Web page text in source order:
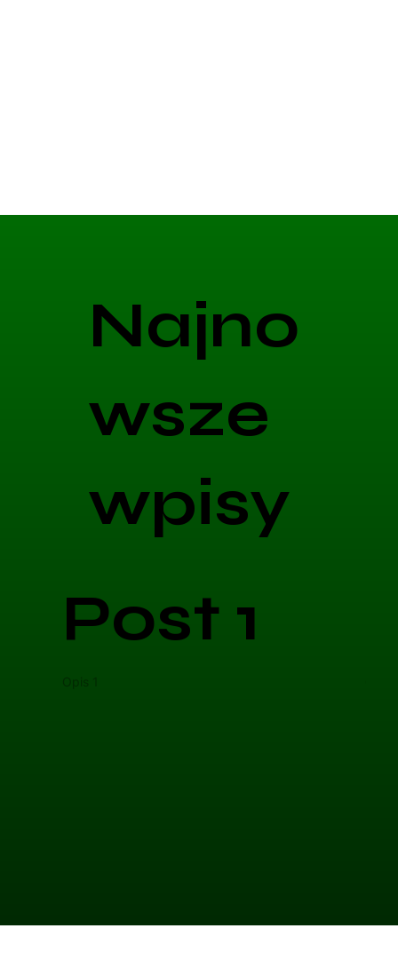
Najno
wsze
wpisy
Post 1
Opis 1